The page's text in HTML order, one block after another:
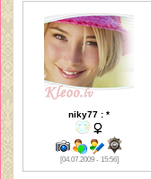
niky77 : *
[04.07.2009 - 15:56]